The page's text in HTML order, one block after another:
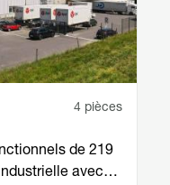
4 pièces
de 219
avec…